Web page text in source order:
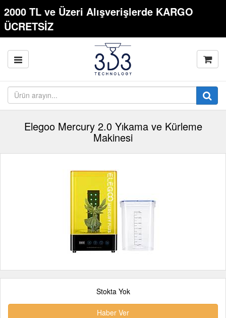
2000 TL ve Üzeri Alışverişlerde KARGO
ÜCRETSİZ
Elegoo Mercury 2.0 Yıkama ve Kürleme
Makinesi
Stokta Yok
Haber Ver